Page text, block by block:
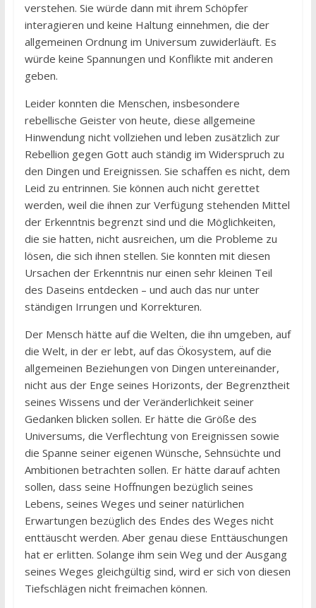
verstehen. Sie würde dann mit ihrem Schöpfer
interagieren und keine Haltung einnehmen, die der
allgemeinen Ordnung im Universum zuwiderläuft. Es
würde keine Spannungen und Konflikte mit anderen
geben.
Leider konnten die Menschen, insbesondere
rebellische Geister von heute, diese allgemeine
Hinwendung nicht vollziehen und leben zusätzlich zur
Rebellion gegen Gott auch ständig im Widerspruch zu
den Dingen und Ereignissen. Sie schaffen es nicht, dem
Leid zu entrinnen. Sie können auch nicht gerettet
werden, weil die ihnen zur Verfügung stehenden Mittel
der Erkenntnis begrenzt sind und die Möglichkeiten,
die sie hatten, nicht ausreichen, um die Probleme zu
lösen, die sich ihnen stellen. Sie konnten mit diesen
Ursachen der Erkenntnis nur einen sehr kleinen Teil
des Daseins entdecken – und auch das nur unter
ständigen Irrungen und Korrekturen.
Der Mensch hätte auf die Welten, die ihn umgeben, auf
die Welt, in der er lebt, auf das Ökosystem, auf die
allgemeinen Beziehungen von Dingen untereinander,
nicht aus der Enge seines Horizonts, der Begrenztheit
seines Wissens und der Veränderlichkeit seiner
Gedanken blicken sollen. Er hätte die Größe des
Universums, die Verflechtung von Ereignissen sowie
die Spanne seiner eigenen Wünsche, Sehnsüchte und
Ambitionen betrachten sollen. Er hätte darauf achten
sollen, dass seine Hoffnungen bezüglich seines
Lebens, seines Weges und seiner natürlichen
Erwartungen bezüglich des Endes des Weges nicht
enttäuscht werden. Aber genau diese Enttäuschungen
hat er erlitten. Solange ihm sein Weg und der Ausgang
seines Weges gleichgültig sind, wird er sich von diesen
Tiefschlägen nicht freimachen können.